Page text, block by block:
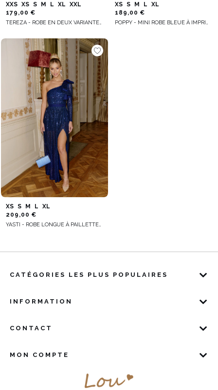
XXS XS S M L XL
XXL
179,00 €
TEREZA - ROBE EN DEUX VARIANTES SELON LA TAILLE
XS S M L
XL
189,00 €
POPPY - MINI ROBE BLEUE À IMPRIMÉ FLORAL
XS S M L
XL
209,00 €
YASTI - ROBE LONGUE À PAILLETTES EN BLEU MARINE
CATÉGORIES LES PLUS POPULAIRES
INFORMATION
CONTACT
MON COMPTE